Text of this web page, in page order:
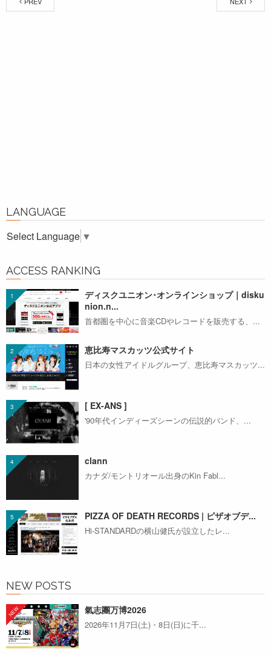
LANGUAGE
Select Language ▼
ACCESS RANKING
ディスクユニオン･オンラインショップ｜disku
nion.n...
首都圏を中心に音楽CDやレコードを販売する、...
恵比寿マスカッツ公式サイト
日本の女性アイドルグループ、恵比寿マスカッツ...
[ EX-ANS ]
'90年代インディーズシーンの伝説的バンド、...
clann
カナダ/モントリオール出身のKin Fabl...
PIZZA OF DEATH RECORDS | ピザオブデ...
Hi-STANDARDの横山健氏が設立したレ...
NEW POSTS
氣志團万博2026
2026年11月7日(土)・8日(日)に千...